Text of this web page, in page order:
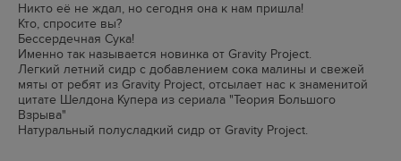
Никто её не ждал, но сегодня она к нам пришла!
Кто, спросите вы?
Бессердечная Сука!
Именно так называется новинка от Gravity Project.
Легкий летний сидр с добавлением сока малины и свежей
мяты от ребят из Gravity Project, отсылает нас к знаменитой
цитате Шелдона Купера из сериала "Теория Большого
Взрыва"
Натуральный полусладкий сидр от Gravity Project.